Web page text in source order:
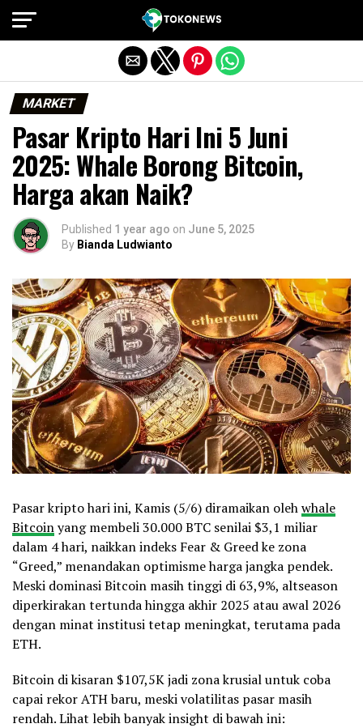
MARKET
Pasar Kripto Hari Ini 5 Juni
2025: Whale Borong Bitcoin,
Harga akan Naik?
Published 1 year ago on June 5, 2025
By Bianda Ludwianto
Pasar kripto hari ini, Kamis (5/6) diramaikan olehwhale
Bitcoinyang membeli 30.000 BTC senilai $3,1 miliar
dalam 4 hari, naikkan indeks Fear & Greed ke zona
“Greed,” menandakan optimisme harga jangka pendek.
Meski dominasi Bitcoin masih tinggi di 63,9%, altseason
diperkirakan tertunda hingga akhir 2025 atau awal 2026
dengan minat institusi tetap meningkat, terutama pada
ETH.
Bitcoin di kisaran $107,5K jadi zona krusial untuk coba
capai rekor ATH baru, meski volatilitas pasar masih
rendah. Lihat lebih banyak insight di bawah ini:
Exit mobile version